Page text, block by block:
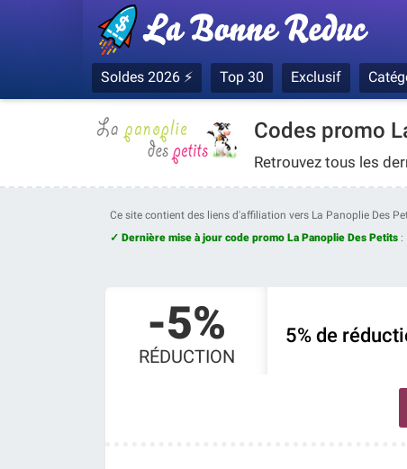
Soldes 2026 ⚡ Top 30 Exclusif
Codes promo
Retrouvez tous les
Ce site contient des liens d'affiliation vers La Panoplie Des
✓ Dernière mise à jour code promo La Panoplie Des Petits :
-5%
RÉDUCTION
5% de